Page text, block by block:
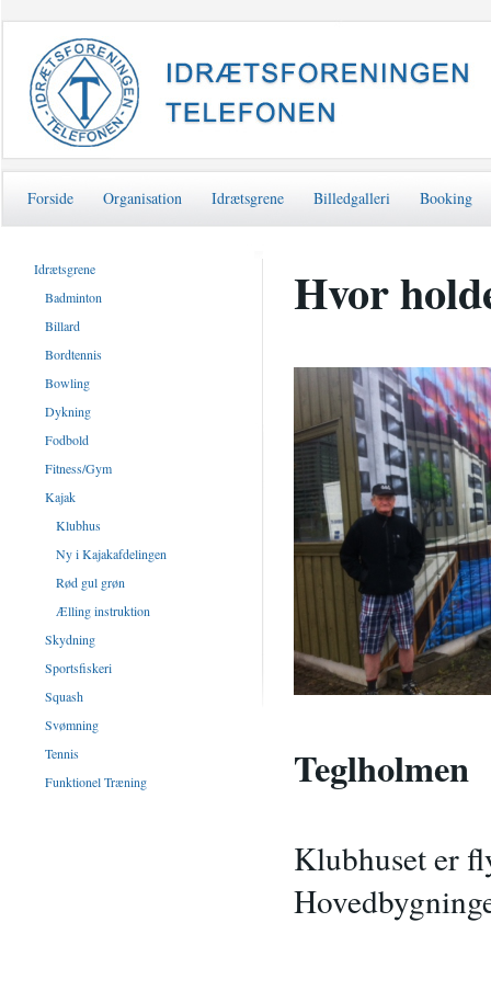
Forside Organisation Idrætsgrene Billedgalleri Booking
Idrætsgrene
Badminton
Billard
Bordtennis
Bowling
Dykning
Fodbold
Fitness/Gym
Kajak
Klubhus
Ny i Kajakafdelingen
Rød gul grøn
Ælling instruktion
Skydning
Sportsfiskeri
Squash
Svømning
Tennis
Funktionel Træning
Hvor
Teglholmen
Klubhuset er